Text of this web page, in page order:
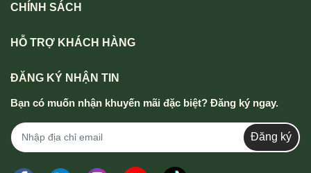
CHÍNH SÁCH
HỖ TRỢ KHÁCH HÀNG
ĐĂNG KÝ NHẬN TIN
Bạn có muốn nhận khuyến mãi đặc biệt? Đăng ký ngay.
Đăng ký